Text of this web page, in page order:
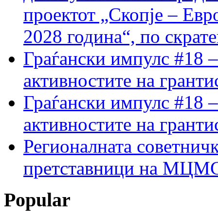
проектот „Скопје –
2028 година“, по
Граѓански импулс #18
активностите на
Граѓански импулс #18
активностите на
Регионалната
претставници на МЦМС
Popular